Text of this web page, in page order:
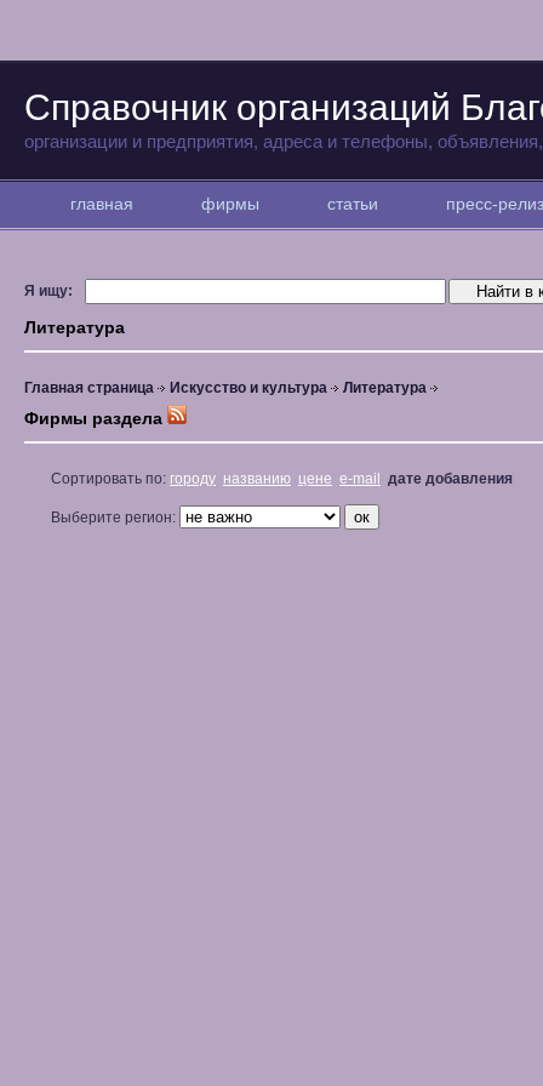
Справочник организаций
организации и предприятия, адреса и телефоны,
главная фирмы статьи пресс-
Я ищу:
Литература
Главная страница Искусство и культура Литература
Фирмы раздела
Сортировать по: городу названию цене e-mail дате добавления
Выберите регион: